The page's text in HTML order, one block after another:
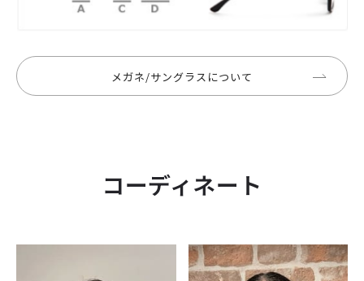
メガネ/サングラスについて
コーディネート